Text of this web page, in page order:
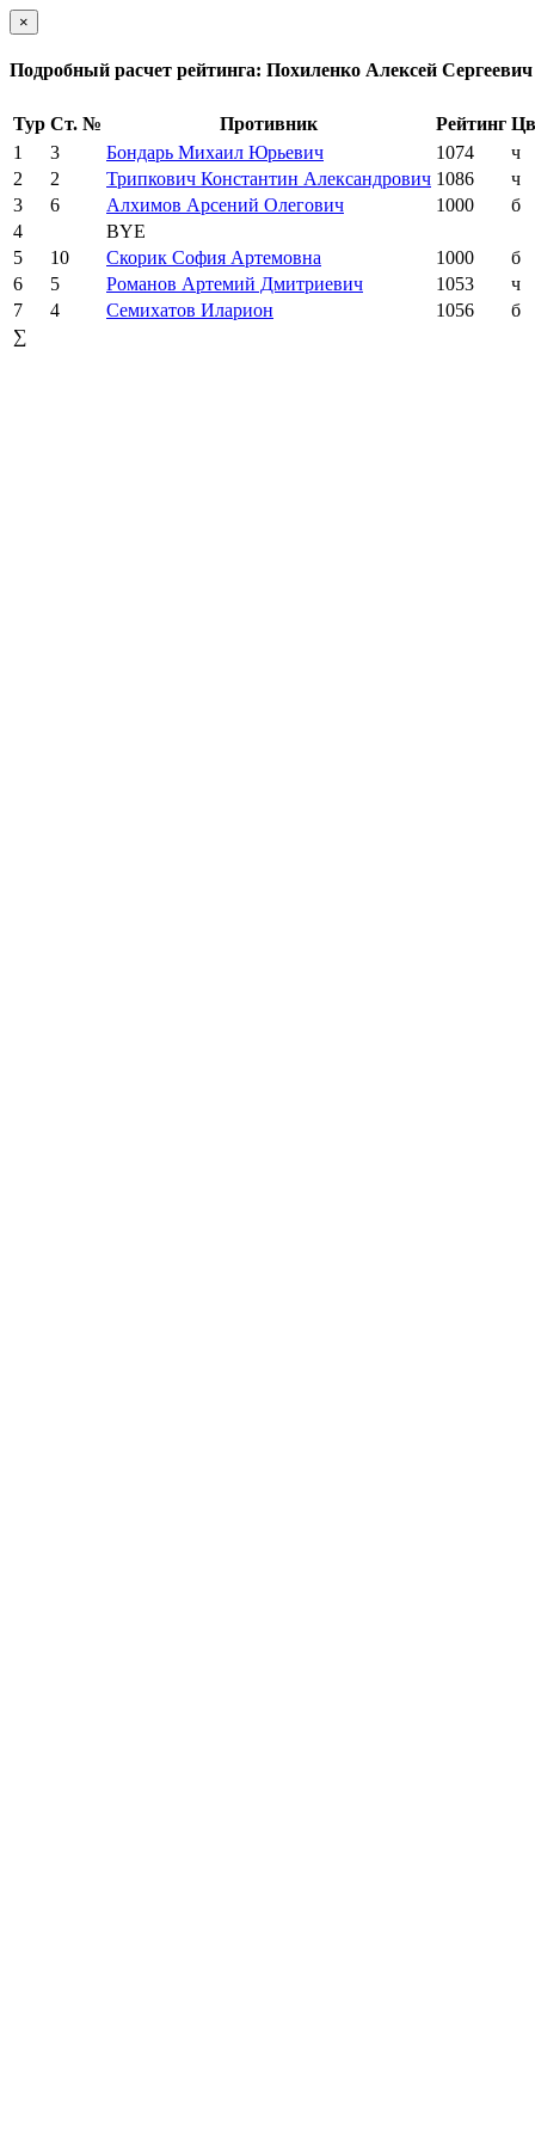
×
Подробный расчет рейтинга: Похиленко Алексей Сергеевич
Тур Ст. № Противник Рейтинг
1
3 Бондарь Михаил Юрьевич 1074
ч
2
2 Трипкович Константин Александрович 1086
ч
3
6 Алхимов Арсений Олегович 1000
б
4
BYE
5
10 Скорик София Артемовна 1000
б
6
5 Романов Артемий Дмитриевич 1053
ч
7
4 Семихатов Иларион 1056
б
∑